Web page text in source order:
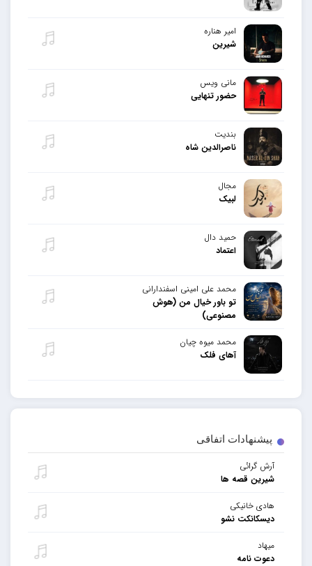
پیشنهادات اتفاقی
آرش گرائی
شیرین قصه ها
هادی خانیکی
دیسکانکت نشو
میهاد
دعوت نامه
امیر هناره
شیرین
مانی ویس
حضور تنهایی
بندیت
ناصرالدین شاه
مجال
لبیک
حمید دال
اعتماد
محمد علی امینی اسفندارانی
تو باور خیال من (هوش
مصنوعی)
محمد میوه چیان
آهای فلک